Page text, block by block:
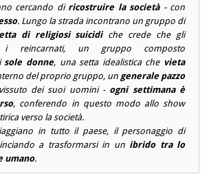
cercando di ricostruire la società- con
. Lungo la strada incontrano un gruppo di
di religiosi suicidiche crede che gli
i reincarnati, un gruppo composto
sole donne, una setta idealistica chevieta
del proprio gruppo, un generale pazzo
dei suoi uomini - ogni settimana è
, conferendo in questo modo allo show
verso la società.
in tutto il paese, il personaggio di
a trasformarsi in un ibrido tra lo
umano.